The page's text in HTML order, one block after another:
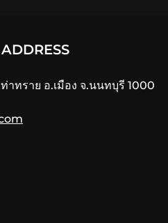
ADDRESS
ทราย อ.เมือง จ.นนทบุรี 1000